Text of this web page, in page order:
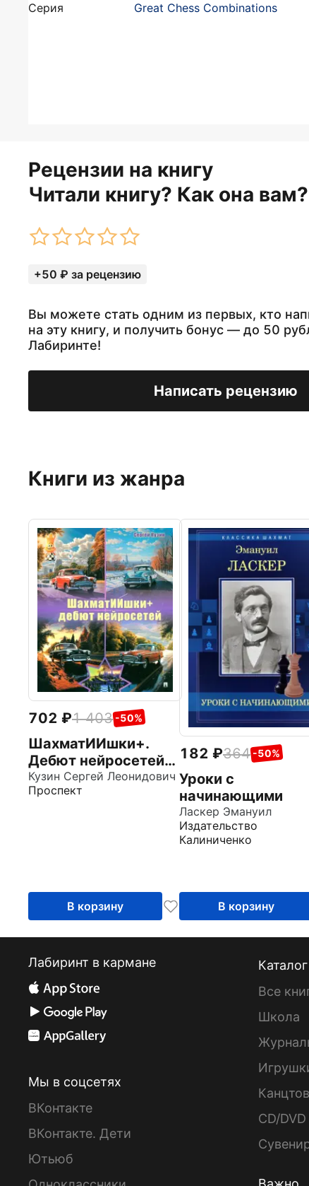
Серия
Great Chess Combinations
Рецензии на книгу
Читали книгу? Как она вам?
+50 ₽ за рецензию
Вы можете стать одним из первых, кто
на эту книгу, и получить бонус — до 50
Лабиринте!
Написать рецензию
Книги из жанра
702 1 403 -50%
ШахматИИшки+.
Дебют нейросетей.
Учебное пособие
Кузин Сергей Леонидович
Проспект
В корзину
182 364 -50%
Уроки с
начинающими
Ласкер Эмануил
Издательство
Калиниченко
В корзину
Лабиринт в кармане
Мы в соцсетях
ВКонтакте
ВКонтакте. Дети
Ютьюб
Каталог
Все
Школа
CD/DVD